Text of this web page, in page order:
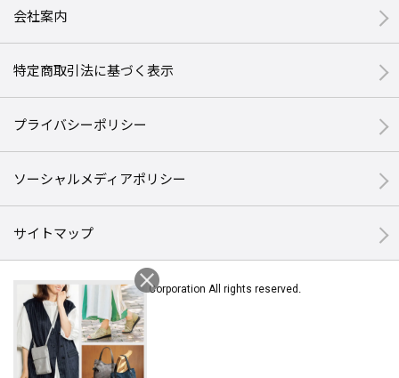
会社案内
特定商取引法に基づく表示
プライバシーポリシー
ソーシャルメディアポリシー
サイトマップ
© Halmek Corporation All rights reserved.